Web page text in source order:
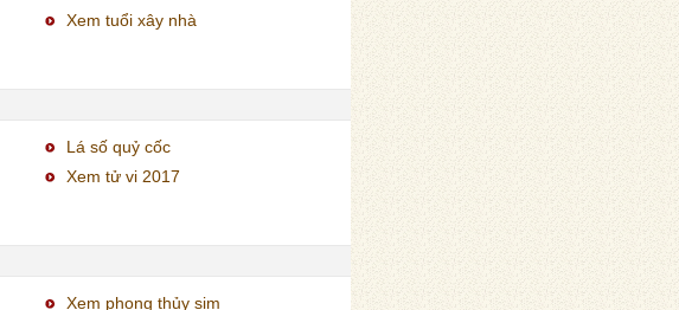
Xem tuổi xây nhà
Lá số quỷ cốc
Xem tử vi 2017
Xem phong thủy sim